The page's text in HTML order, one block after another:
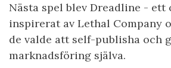
Nästa spel blev Dreadline - ett
inspirerat av Lethal Company
de valde att self-publisha och
marknadsföring själva.